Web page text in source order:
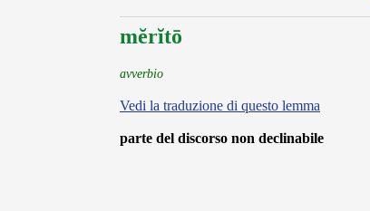
mĕrĭtō
avverbio
Vedi la traduzione di questo lemma
parte del discorso non declinabile